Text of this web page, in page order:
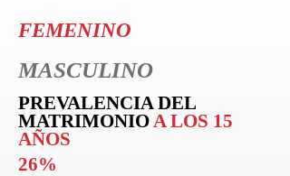
FEMENINO
MASCULINO
PREVALENCIA DEL
MATRIMONIOA LOS 15
AÑOS
26%